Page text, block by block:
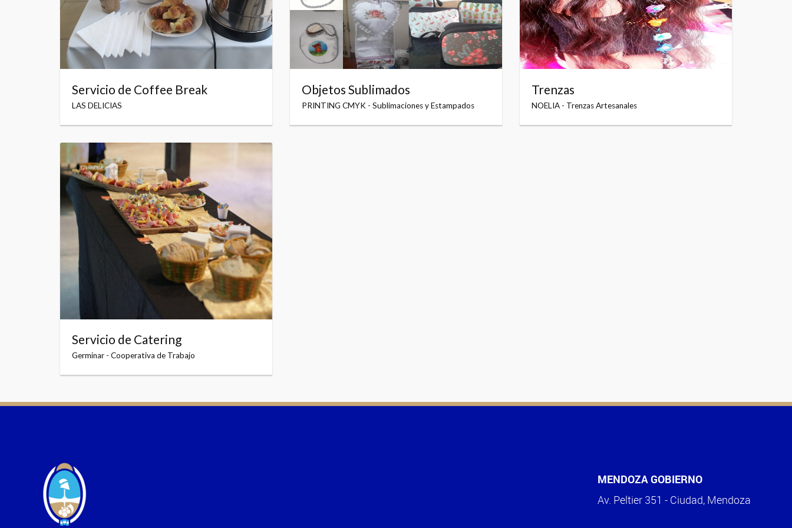
Servicio de Coffee Break
LAS DELICIAS
Objetos Sublimados
PRINTING CMYK - Sublimaciones y Estampados
Trenzas
NOELIA - Trenzas Artesanales
Servicio de Catering
Germinar - Cooperativa de Trabajo
MENDOZA GOBIERNO
Av. Peltier 351 - Ciudad, Mendoza